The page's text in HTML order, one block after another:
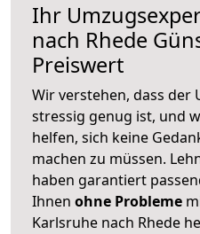
Ihr
nach Rhede
Preiswert
Wir verstehen, dass der
stressig genug ist, und
helfen, sich keine
machen zu müssen.
haben garantiert
Ihnen ohne Probleme
Karlsruhe nach Rhede